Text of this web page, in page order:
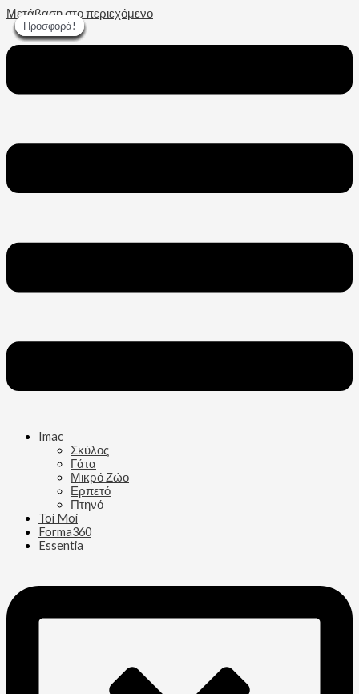
Μετάβαση στο περιεχόμενο
Imac
Σκύλος
Γάτα
Μικρό Ζώο
Ερπετό
Πτηνό
Toi Moi
Forma360
Essentia
Προσφορά!
Προσφορά!
Προσφορά!
Προσφορά!
Προσφορά!
Προσφορά!
Προσφορά!
Προσφορά!
Προσφορά!